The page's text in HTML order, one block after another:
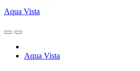
Aqua Vista
Aqua Vista